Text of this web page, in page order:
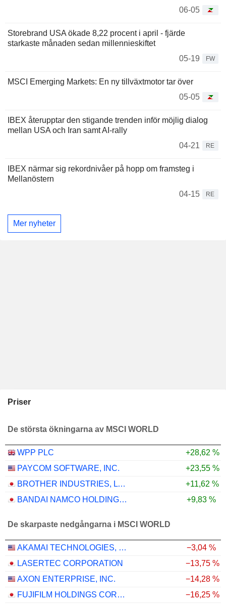
06-05
Storebrand USA ökade 8,22 procent i april - fjärde
starkaste månaden sedan millennieskiftet
05-19
FW
MSCI Emerging Markets: En ny tillväxtmotor tar över
05-05
IBEX återupptar den stigande trenden inför möjlig dialog
mellan USA och Iran samt AI-rally
04-21
RE
IBEX närmar sig rekordnivåer på hopp om framsteg i
Mellanöstern
04-15
RE
Mer nyheter
Priser
De största ökningarna av MSCI WORLD
WPP PLC
+28,62 %
PAYCOM SOFTWARE, INC.
+23,55 %
BROTHER INDUSTRIES, LTD.
+11,62 %
BANDAI NAMCO HOLDINGS INC.
+9,83 %
De skarpaste nedgångarna i MSCI WORLD
AKAMAI TECHNOLOGIES, INC.
−3,04 %
LASERTEC CORPORATION
−13,75 %
AXON ENTERPRISE, INC.
−14,28 %
FUJIFILM HOLDINGS CORPORATION
−16,25 %